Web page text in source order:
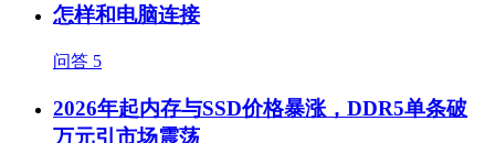
怎样和电脑连接
问答 5
2026年起内存与SSD价格暴涨，DDR5单条破
万元引市场震荡